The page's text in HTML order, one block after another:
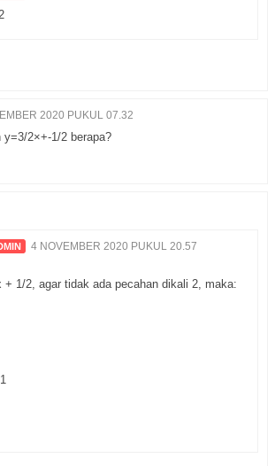
2020 PUKUL 07.32
y=3/2×+-1/2 berapa?
4 NOVEMBER 2020 PUKUL 20.57
+ 1/2, agar tidak ada pecahan dikali 2, maka: